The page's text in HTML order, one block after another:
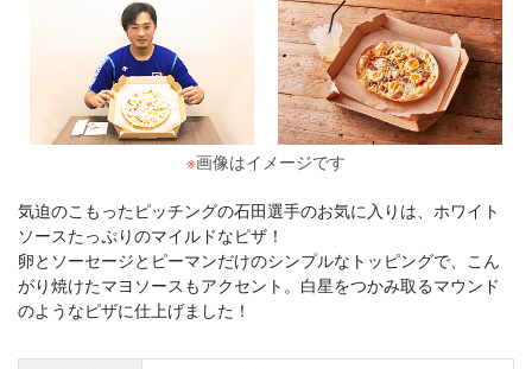
※画像はイメージです
気迫のこもったピッチングの石田選手のお気に入りは、ホワイト
ソースたっぷりのマイルドなピザ！
卵とソーセージとピーマンだけのシンプルなトッピングで、こん
がり焼けたマヨソースもアクセント。白星をつかみ取るマウンド
のようなピザに仕上げました！